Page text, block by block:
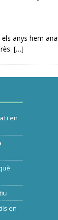
els anys hem
[…]
i en
en